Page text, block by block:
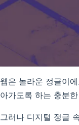
웹은 놀라운 정글이
아가도록 하는 충분
그러나 디지털 정글